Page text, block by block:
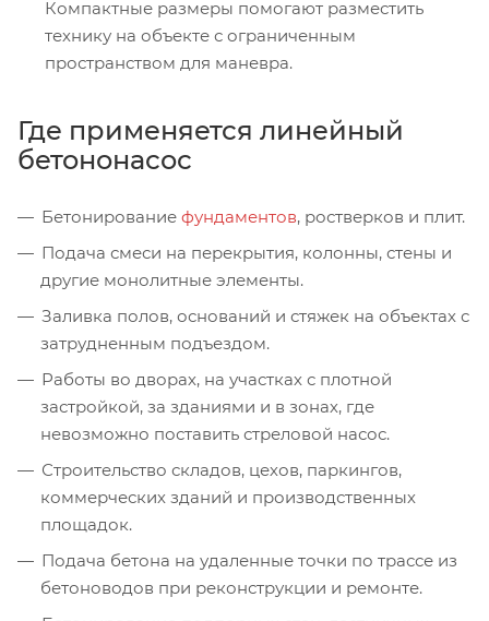
Компактные размеры помогают разместить
технику на объекте с ограниченным
пространством для маневра.
Где применяется линейный
бетононасос
Бетонирование фундаментов, ростверков и плит.
Подача смеси на перекрытия, колонны, стены и
другие монолитные элементы.
Заливка полов, оснований и стяжек на объектах с
затрудненным подъездом.
Работы во дворах, на участках с плотной
застройкой, за зданиями и в зонах, где
невозможно поставить стреловой насос.
Строительство складов, цехов, паркингов,
коммерческих зданий и производственных
площадок.
Подача бетона на удаленные точки по трассе из
бетоноводов при реконструкции и ремонте.